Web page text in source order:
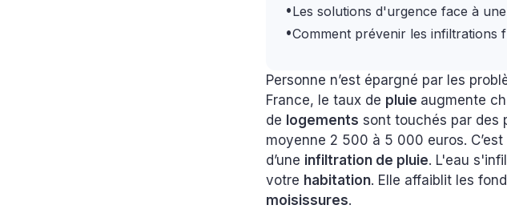
•Les solutions d'urgence face à
•Comment prévenir les infiltrations
Personne n’est épargné par les
France, le taux de pluie augmente
de logements sont touchés par des
moyenne 2 500 à 5 000 euros.
d’une infiltration de pluie. L'eau
votre habitation. Elle affaiblit les
moisissures.